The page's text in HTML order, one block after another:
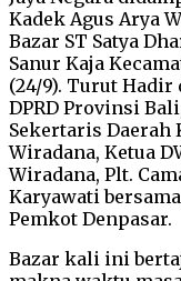
Kadek Agus Arya
Bazar ST Satya
Sanur Kaja
(24/9). Turut
DPRD Provinsi
Sekertaris Daerah
Wiradana, Ketua
Wiradana, Plt.
Karyawati
Pemkot Denpasar.
Bazar kali ini